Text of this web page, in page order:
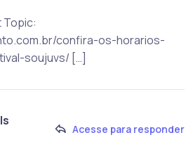
Topic:
confira-os-horarios-
soujuvs/ […]
Acesse para responder